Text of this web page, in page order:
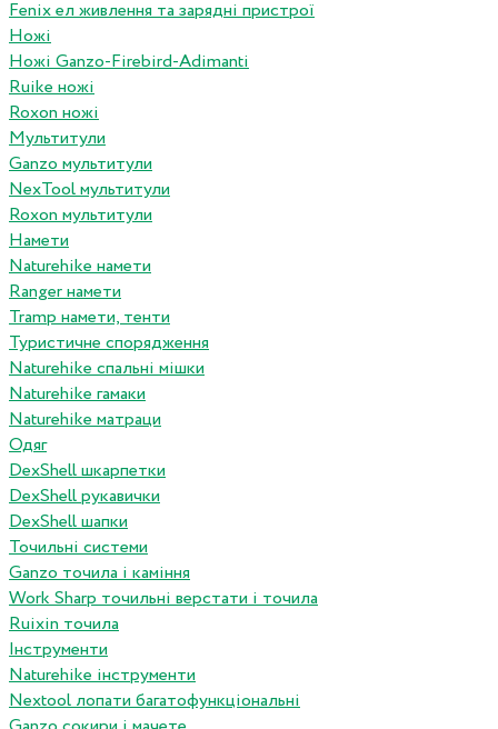
Fenix ел живлення та зарядні пристрої
Ножі
Ножі Ganzo-Firebird-Adimanti
Ruike ножі
Roxon ножi
Мультитули
Ganzo мультитули
NexTool мультитули
Roxon мультитули
Намети
Naturehike намети
Ranger намети
Tramp намети, тенти
Туристичне спорядження
Naturehike спальні мішки
Naturehike гамаки
Naturehike матраци
Одяг
DexShell шкарпетки
DexShell рукавички
DexShell шапки
Точильні системи
Ganzo точила і каміння
Work Sharp точильні верстати і точила
Ruixin точила
Інструменти
Naturehike інструменти
Nextool лопати багатофункціональні